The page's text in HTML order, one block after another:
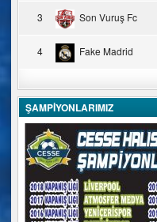
3 Son Vuruş Fc
4 Fake Madrid
ŞAMPİYONLARIMIZ